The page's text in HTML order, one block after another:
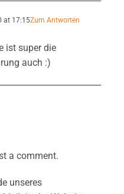
at 17:15Zum Antworten
ist super die
auch :)
a comment.
unseres